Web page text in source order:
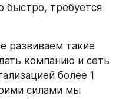
быстро, требуется
развиваем такие
компанию и сеть
более 1
силами мы